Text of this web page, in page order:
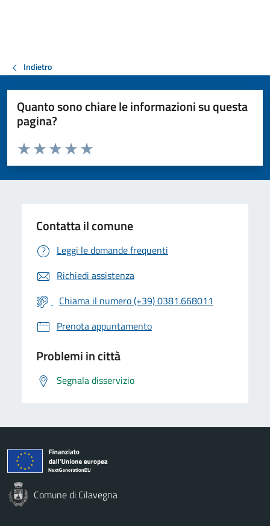
Indietro
Quanto sono chiare le informazioni su questa
pagina?
Valuta da 1 a 5 stelle la pagina
Valuta 5 stelle su 5
Valuta 4 stelle su 5
Valuta 3 stelle su 5
Valuta 2 stelle su 5
Valuta 1 stelle su 5
Contatta il comune
Leggi le domande frequenti
Richiedi assistenza
Chiama il numero (+39) 0381.668011
Prenota appuntamento
Problemi in città
Segnala disservizio
Comune di Cilavegna